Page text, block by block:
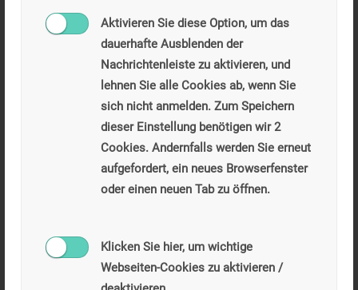
Aktivieren Sie diese Option, um das
dauerhafte Ausblenden der
Nachrichtenleiste zu aktivieren, und
lehnen Sie alle Cookies ab, wenn Sie
sich nicht anmelden. Zum Speichern
dieser Einstellung benötigen wir 2
Cookies. Andernfalls werden Sie erneut
aufgefordert, ein neues Browserfenster
oder einen neuen Tab zu öffnen.
Klicken Sie hier, um wichtige
Webseiten-Cookies zu aktivieren /
Inbetriebnahme einer
Leichtstoffabscheideanlage als eigenen
Aufbereitungsteil im Kies- und
Schotterwerk.
Eigenverbrauchsanlage am
Transportbetonwerk.